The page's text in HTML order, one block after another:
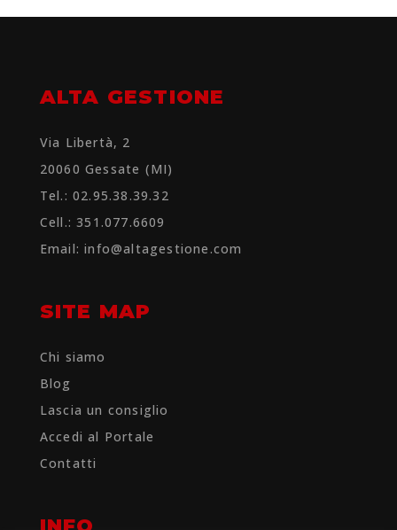
ALTA GESTIONE
Via Libertà, 2
20060 Gessate (MI)
Tel.: 02.95.38.39.32
Cell.: 351.077.6609
Email:info@altagestione.com
SITE MAP
Chi siamo
Blog
Lascia un consiglio
Accedi al Portale
Contatti